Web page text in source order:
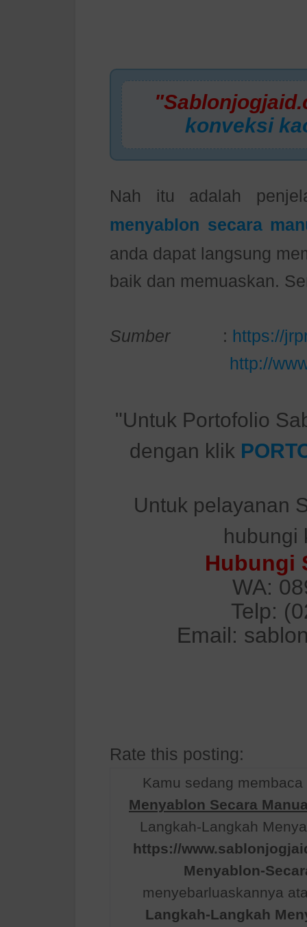
konveksi
Nah itu adalah
menyablon secara
anda dapat langsung
baik dan memuaskan.
Sumber : https://
http://
"Untuk Portofolio
dengan klik
Untuk pelayanan
hubungi
Hubungi
WA:
Telp:
Email:
Rate this posting:
Kamu sedang
Menyablon Secara
Langkah-Langkah
https://
Menyablon-
menyebarluaskannya
Langkah-Langkah